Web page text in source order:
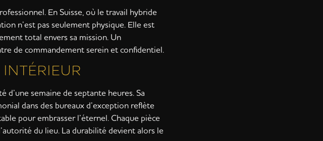
En Suisse, où le travail hybride
n’est pas seulement physique. Elle est
total envers sa mission. Un
de commandement serein et confidentiel.
semaine de septante heures. Sa
dans des bureaux d’exception reflète
pour embrasser l’éternel. Chaque pièce
du lieu. La durabilité devient alors le